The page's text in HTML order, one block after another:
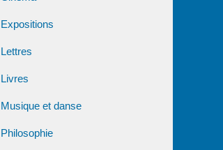
Expositions
Lettres
Livres
Musique et danse
Philosophie